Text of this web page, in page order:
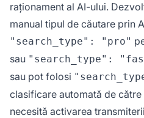
raționament al AI-ului.
manual tipul de căutare prin
"search_type": "pro"
sau "search_type":
sau pot folosi
clasificare automată de către
necesită activarea